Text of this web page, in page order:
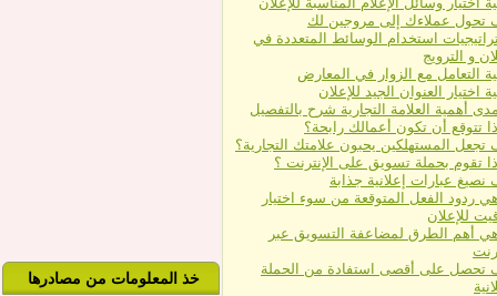
تحول عملاءك إلى مروجين لك
استخدام الوسائط المتعددة في
و الترويج
التعامل مع الزوار في المعارض
اختيار العنوان الجيد للإعلان
أهمية العلامة التجارية شرح بالتفصيل
تتوقع أن تكون أعمالك رابحة؟
تجعل المستهلكين يحبون علامتك التجارية؟
تقوم بحملة تسويق على الإنترنت ؟
نصيغ عبارات إعلانية جذابة
ردود الفعل المتوقعة من سوء اختيار
للإعلان
أهم الطرق لمضاعفة التسويق عبر
تحصل على أقصى استفادة من الحملة
خذ المعلومات من مصادرها